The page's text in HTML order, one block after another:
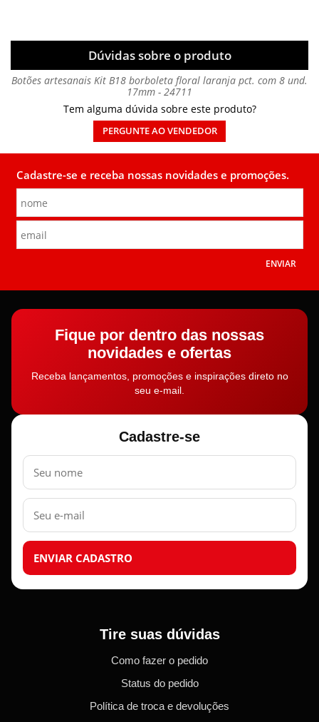
Dúvidas sobre o produto
Botões artesanais Kit B18 borboleta floral laranja pct. com 8 und.
17mm - 24711
Tem alguma dúvida sobre este produto?
PERGUNTE AO VENDEDOR
Cadastre-se e receba nossas novidades e promoções.
ENVIAR
Fique por dentro das nossas
novidades e ofertas
Receba lançamentos, promoções e inspirações direto no
seu e-mail.
Cadastre-se
Nome
E-
mail
ENVIAR CADASTRO
Tire suas dúvidas
Como fazer o pedido
Status do pedido
Política de troca e devoluções